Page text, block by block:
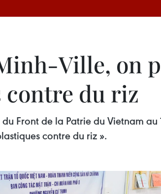
Ville, on
contre du riz
Front de la Patrie du Vietnam
contre du riz ».